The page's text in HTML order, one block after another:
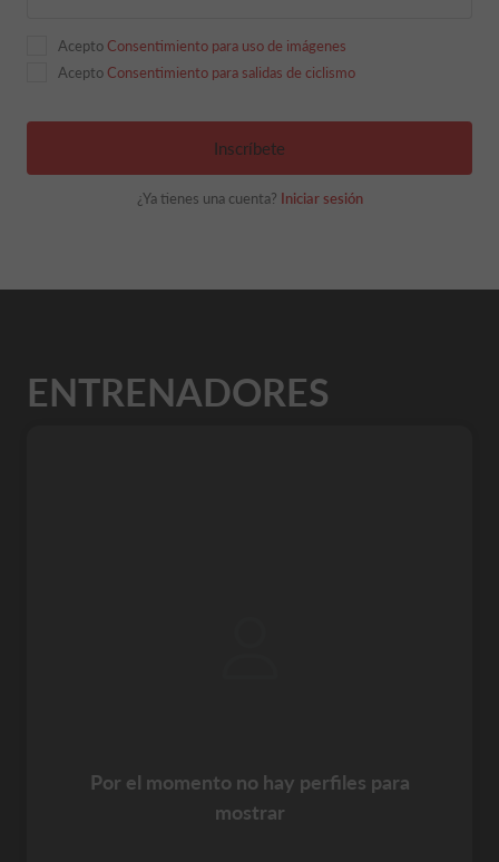
Acepto Consentimiento para uso de imágenes
Acepto Consentimiento para salidas de ciclismo
Inscríbete
¿Ya tienes una cuenta? Iniciar sesión
ENTRENADORES
Por el momento no hay perfiles para
mostrar